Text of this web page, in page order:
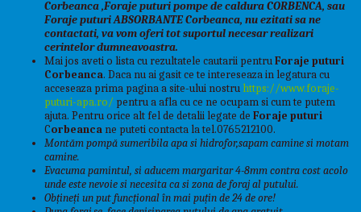
Corbeanca ,Foraje puturi pompe de caldura CORBENCA, sau
Foraje puturi ABSORBANTE Corbeanca, nu ezitati sa ne
contactati, va vom oferi tot suportul necesar realizari
cerintelor dumneavoastra.
Mai jos aveti o lista cu rezultatele cautarii pentruForaje puturi
Corbeanca. Daca nu ai gasit ce te intereseaza in legatura cu
acceseaza prima pagina a site-ului nostru https://www.foraje-
puturi-apa.ro/ pentru a afla cu ce ne ocupam si cum te putem
ajuta. Pentru orice alt fel de detalii legate de Foraje puturi
Corbeanca ne puteti contacta la tel.0765212100.
Montăm pompă sumeribila apa si hidrofor,sapam camine si motam
camine.
Evacuma pamintul, si aducem margaritar 4-8mm contra cost acolo
unde este nevoie si necesita ca si zona de foraj al putului.
Obțineți un put funcțional în mai puțin de 24 de ore!